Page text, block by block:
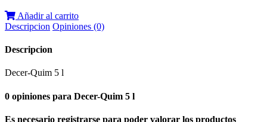
Añadir al carrito
Descripcion Opiniones (0)
Descripcion
Decer-Quim 5 l
0 opiniones para Decer-Quim 5 l
Es necesario registrarse para poder valorar los productos